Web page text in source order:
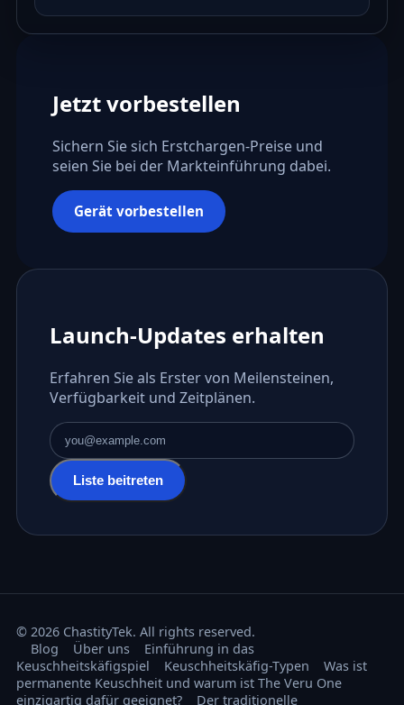
Jetzt vorbestellen
Sichern Sie sich Erstchargen-Preise und
seien Sie bei der Markteinführung dabei.
Gerät vorbestellen
Launch-Updates erhalten
Erfahren Sie als Erster von Meilensteinen,
Verfügbarkeit und Zeitplänen.
E-Mail-Adresse
Liste beitreten
© 2026 ChastityTek. All rights reserved.
Blog
Über uns
Einführung in das
Keuschheitskäfigspiel
Keuschheitskäfig-Typen
Was ist
permanente Keuschheit und warum ist The Veru One
einzigartig dafür geeignet?
Der traditionelle